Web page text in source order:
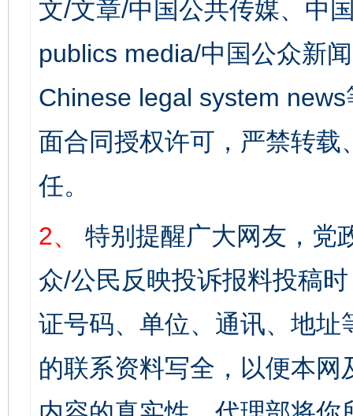
文/文章/中国公共传媒、中
publics media/中国公众新
Chinese legal system
面合同授权许可，严禁转
任。
2、
特别提醒广大网友，党
众/公民反映投诉报料投稿
证号码、单位、通讯、地
的联系资料写全，以便本